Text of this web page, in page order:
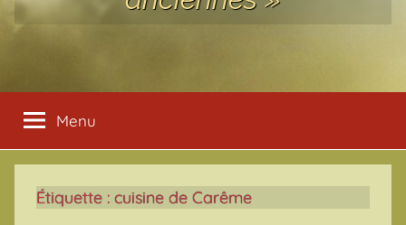
Menu
Étiquette : cuisine de Carême